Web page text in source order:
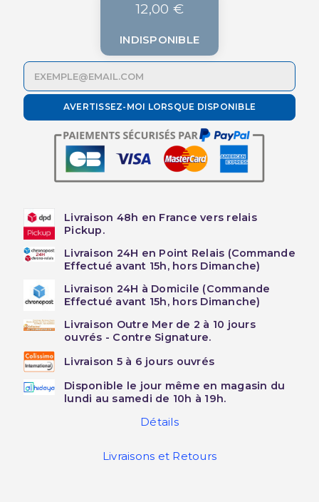
12,00 €
INDISPONIBLE
AVERTISSEZ-MOI LORSQUE DISPONIBLE
Livraison 48h en France vers relais
Pickup.
Livraison 24H en Point Relais (Commande
Effectué avant 15h, hors Dimanche)
Livraison 24H à Domicile (Commande
Effectué avant 15h, hors Dimanche)
Livraison Outre Mer de 2 à 10 jours
ouvrés - Contre Signature.
Livraison 5 à 6 jours ouvrés
Disponible le jour même en magasin du
lundi au samedi de 10h à 19h.
Détails
Livraisons et Retours